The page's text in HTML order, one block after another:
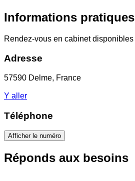
Informations pratiques
Rendez-vous en cabinet disponibles
Adresse
57590 Delme, France
Y aller
Téléphone
Afficher le numéro
Réponds aux besoins